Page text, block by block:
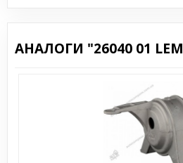
АНАЛОГИ "26040 01